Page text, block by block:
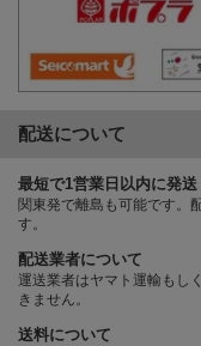
配送について
最短で1営業日以内に発送
関東発で離島も可能です。
す。
配送業者について
運送業者はヤマト運輸もし
きません。
送料について